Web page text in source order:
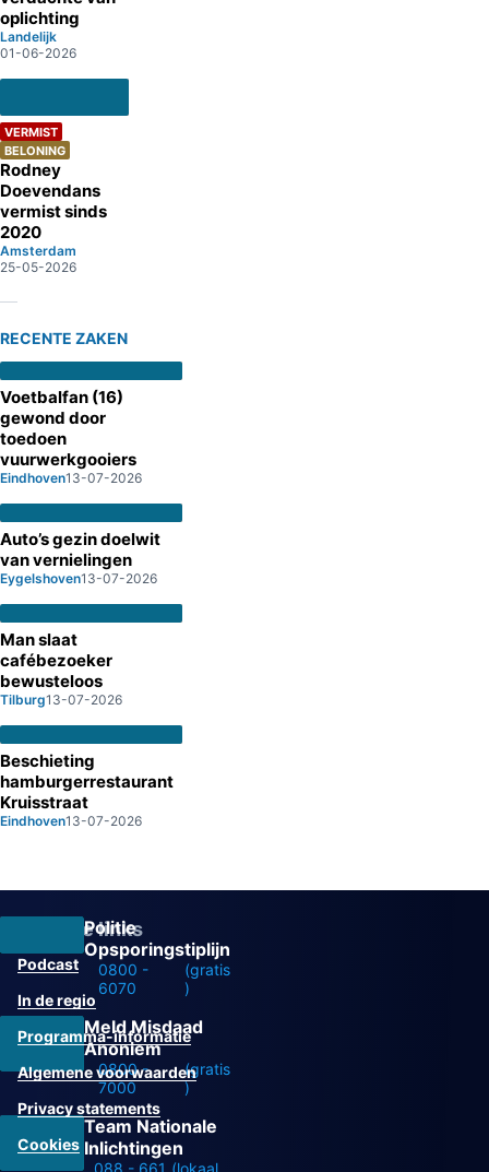
oplichting
Landelijk
01-06-2026
VERMIST
BELONING
Rodney
Doevendans
vermist sinds
2020
Amsterdam
25-05-2026
RECENTE ZAKEN
Voetbalfan (16)
gewond door
toedoen
vuurwerkgooiers
Eindhoven13-07-2026
Auto’s gezin doelwit
van vernielingen
Eygelshoven13-07-2026
Man slaat
cafébezoeker
bewusteloos
Tilburg13-07-2026
Beschieting
hamburgerrestaurant
Kruisstraat
Eindhoven13-07-2026
Politie
Opsporingstiplijn
0800 -
6070
(gratis
)
Meld Misdaad
Anoniem
0800 -
7000
(gratis
)
Team Nationale
Inlichtingen
088 - 661 (lokaal
Overige links
Podcast
In de regio
Programma-informatie
Algemene voorwaarden
Privacy statements
Cookies